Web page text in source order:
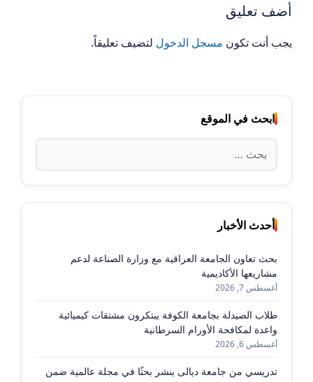
أضف تعليق
يجب أنت تكون مسجل الدخول لتضيف تعليقاً.
ابحث في الموقع
البحث
عن:
أحدث الأخبار
بحث تعاون الجامعة العراقية مع وزارة الصناعة لدعم
مشاريعها الأكاديمية
أغسطس 7, 2026
طلاب الصيدلة بجامعة الكوفة يبتكرون مشتقات كيميائية
واعدة لمكافحة الأورام السرطانية
أغسطس 6, 2026
تدريسي من جامعة ديالى ينشر بحثًا في مجلة عالمية ضمن